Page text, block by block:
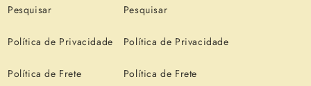
Pesquisar
Política de Privacidade
Política de Frete
Pesquisar
Política de Privacidade
Política de Frete